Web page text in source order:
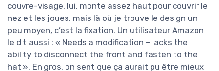
couvre-visage, lui, monte assez haut pour couvrir le
nez et les joues, mais là où je trouve le design un
peu moyen, c’est la fixation. Un utilisateur Amazon
le dit aussi : « Needs a modification – lacks the
ability to disconnect the front and fasten to the
hat ». En gros, on sent que ça aurait pu être mieux